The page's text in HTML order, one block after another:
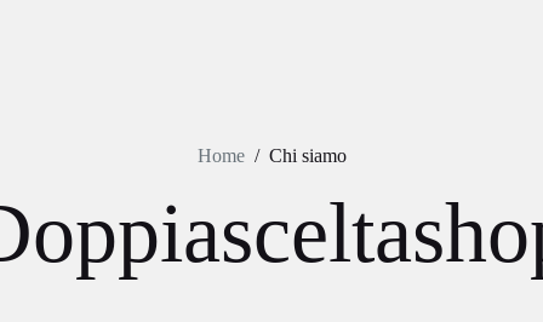
Home / Chi siamo